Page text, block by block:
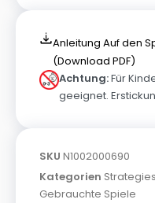
Anleitung Auf den
(Download PDF)
Achtung:Für
geeignet.
SKU N1002000690
Kategorien
Gebrauchte Spiele